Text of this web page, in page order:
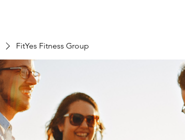
FitYes Fitness Group